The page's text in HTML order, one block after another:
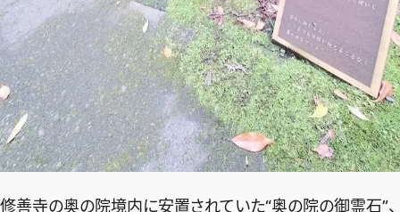
修善寺の奥の院境内に安置されていた“奥の院の御霊石”、